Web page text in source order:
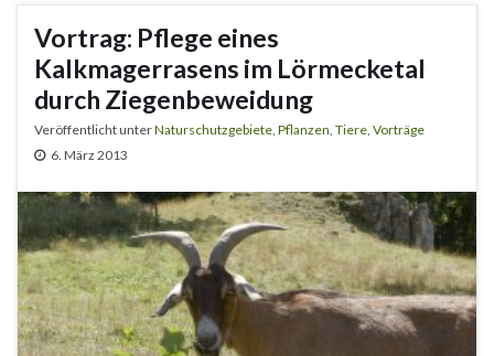
Vortrag: Pflege eines
Kalkmagerrasens im Lörmecketal
durch Ziegenbeweidung
Veröffentlicht unterNaturschutzgebiete Pflanzen Tiere Vorträge
6. März 2013